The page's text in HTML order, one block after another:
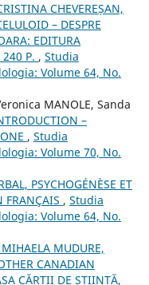
CHEVEREȘAN,
– DESPRE
EDITURA
240 P. , Studia
Volume 64, No.
MANOLE, Sanda
–
, Studia
Volume 70, No.
PSYCHOGÉNÈSE ET
FRANÇAIS , Studia
Volume 64, No.
MUDURE,
CANADIAN
CĂRȚII DE ȘTIINȚĂ,